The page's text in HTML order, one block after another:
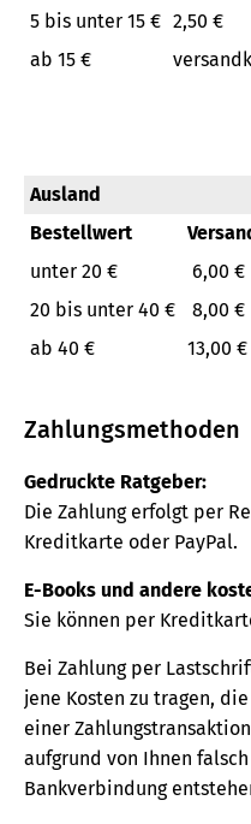
5 bis unter 15 € 2,50 €
ab 15 €
Ausland
Bestellwert
unter 20 €
6,00 €
20 bis unter 40 €
8,00 €
ab 40 €
13,00 €
Zahlungsmethoden
Gedruckte Ratgeber:
Die Zahlung erfolgt per
Kreditkarte oder PayPal.
E-Books und andere
Sie können per
Bei Zahlung per
jene Kosten zu tragen,
einer
aufgrund von Ihnen
Bankverbindung